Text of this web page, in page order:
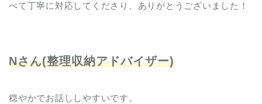
べて丁寧に対応してくださり、ありがとうございました！
Nさん(整理収納アドバイザー)
穏やかでお話ししやすいです。